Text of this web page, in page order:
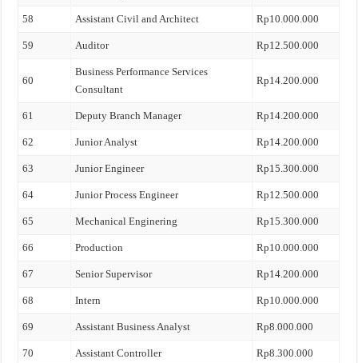
58 Assistant Civil and Architect Rp10.000.000
59 Auditor Rp12.500.000
60
Business Performance Services
Consultant
Rp14.200.000
61 Deputy Branch Manager Rp14.200.000
62 Junior Analyst Rp14.200.000
63 Junior Engineer Rp15.300.000
64 Junior Process Engineer Rp12.500.000
65 Mechanical Enginering Rp15.300.000
66 Production Rp10.000.000
67 Senior Supervisor Rp14.200.000
68 Intern Rp10.000.000
69 Assistant Business Analyst Rp8.000.000
70 Assistant Controller Rp8.300.000